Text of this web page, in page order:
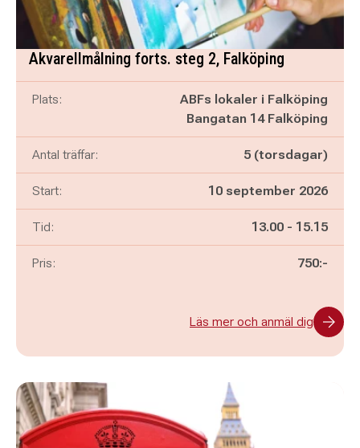
Akvarellmålning forts. steg 2, Falköping
Plats:
ABFs lokaler i Falköping
Bangatan 14 Falköping
Antal träffar: 5 (torsdagar)
Start: 10 september 2026
Tid: Pågår mellan
13.00 - och
15.15
Pris: 750:-
Läs mer och anmäl dig